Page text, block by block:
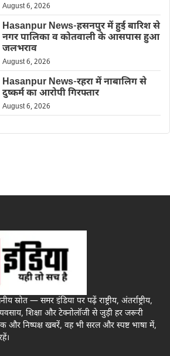
August 6, 2026
Hasanpur News-हसनपुर में हुई बारिश से
नगर पालिका व कोतवाली के आसपास हुआ
जलभराव
August 6, 2026
Hasanpur News-रहरा में नाबालिग से
दुष्कर्म का आरोपी गिरफ्तार
August 6, 2026
स्रोत — समर इंडिया पर पढ़ें राष्ट्रीय, अंतर्राष्ट्रीय,
शिक्षा और टेक्नोलॉजी से जुड़ी हर जरूरी
और निष्पक्ष खबरें, वह भी सरल और स्पष्ट भाषा में,